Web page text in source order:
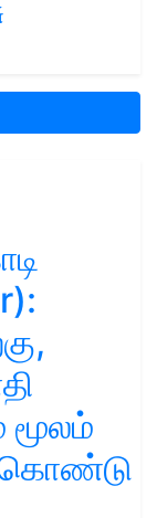
மூலம்
கொண்டு